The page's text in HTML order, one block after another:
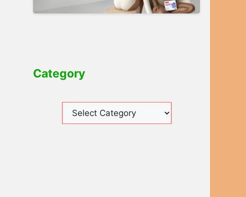
Category